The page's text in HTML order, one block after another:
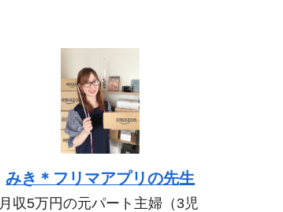
みき＊フリマアプリの先生
月収5万円の元パート主婦（3児